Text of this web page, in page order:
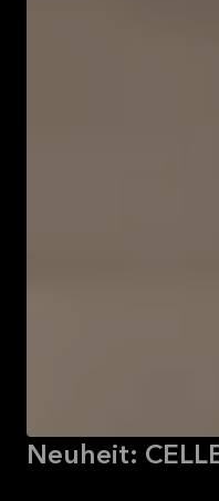
Neuheit: CELLENO
Neuheit: